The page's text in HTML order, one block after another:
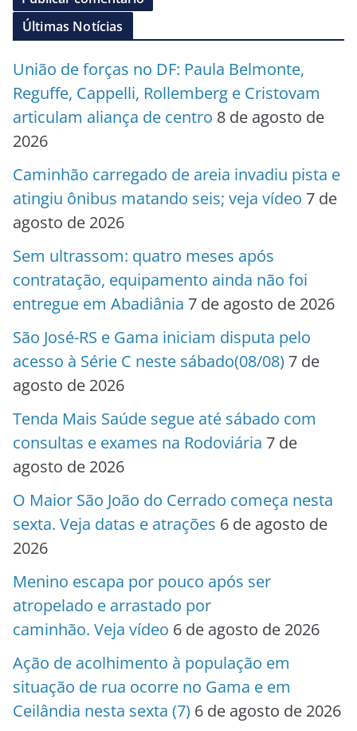
Últimas Notícias
União de forças no DF: Paula Belmonte,
Reguffe, Cappelli, Rollemberg e Cristovam
articulam aliança de centro 8 de agosto de
2026
Caminhão carregado de areia invadiu pista e
atingiu ônibus matando seis; veja vídeo 7 de
agosto de 2026
Sem ultrassom: quatro meses após
contratação, equipamento ainda não foi
entregue em Abadiânia 7 de agosto de 2026
São José-RS e Gama iniciam disputa pelo
acesso à Série C neste sábado(08/08) 7 de
agosto de 2026
Tenda Mais Saúde segue até sábado com
consultas e exames na Rodoviária 7 de
agosto de 2026
O Maior São João do Cerrado começa nesta
sexta. Veja datas e atrações 6 de agosto de
2026
Menino escapa por pouco após ser
atropelado e arrastado por
caminhão. Veja vídeo 6 de agosto de 2026
Ação de acolhimento à população em
situação de rua ocorre no Gama e em
Ceilândia nesta sexta (7) 6 de agosto de 2026